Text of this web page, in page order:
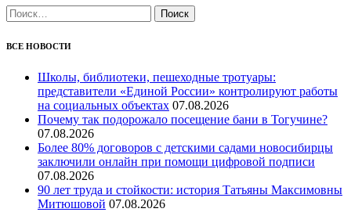
Найти:
ВСЕ НОВОСТИ
Школы, библиотеки, пешеходные тротуары:
представители «Единой России» контролируют работы
на социальных объектах 07.08.2026
Почему так подорожало посещение бани в Тогучине?
07.08.2026
Более 80% договоров с детскими садами новосибирцы
заключили онлайн при помощи цифровой подписи
07.08.2026
90 лет труда и стойкости: история Татьяны Максимовны
Митюшовой 07.08.2026